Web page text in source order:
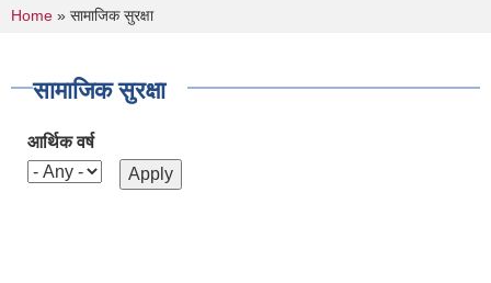
You are here
Home » सामाजिक सुरक्षा
सामाजिक सुरक्षा
आर्थिक वर्ष